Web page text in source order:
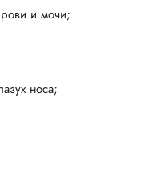
и мочи;
носа;